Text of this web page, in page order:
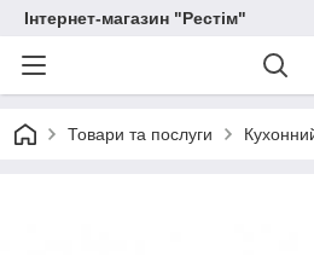
Інтернет-магазин "Рестім"
Товари та послуги